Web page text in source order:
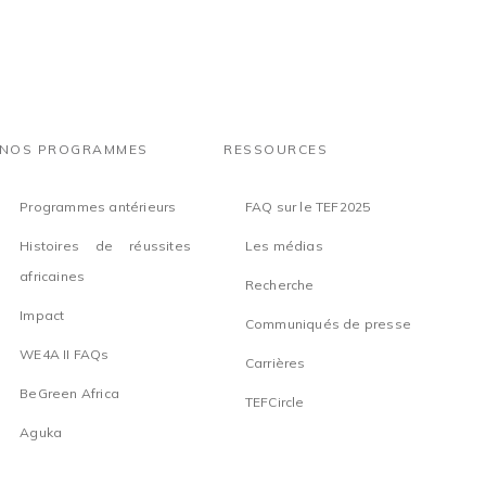
NOS PROGRAMMES
Programmes antérieurs
Histoires de réussites
africaines
Impact
WE4A II FAQs
BeGreen Africa
Aguka
RESSOURCES
FAQ sur le TEF2025
Les médias
Recherche
Communiqués de presse
Carrières
TEFCircle